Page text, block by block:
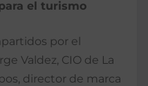
el turismo
por el
Valdez, CIO de La
director de marca